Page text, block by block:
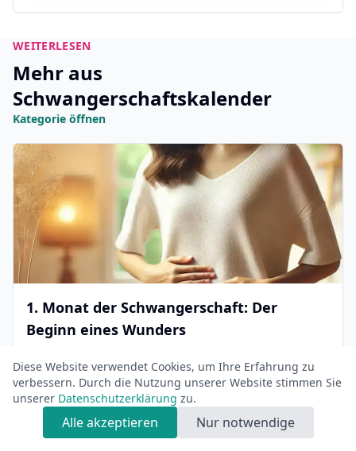
WEITERLESEN
Mehr aus
Schwangerschaftskalender
Kategorie öffnen
1. Monat der Schwangerschaft: Der
Beginn eines Wunders
Lebens. Erfahren Sie, wie sich der Embryo entwickelt
und welche Veränderungen im Körpe...
Mehr lesen
Diese Website verwendet Cookies, um Ihre Erfahrung zu
verbessern. Durch die Nutzung unserer Website stimmen Sie
unserer Datenschutzerklärung zu.
Alle akzeptieren Nur notwendige